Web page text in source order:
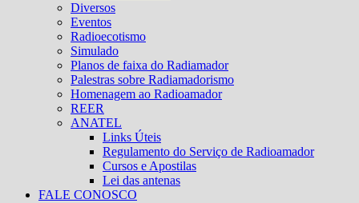
Diversos
Eventos
Radioecotismo
Simulado
Planos de faixa do Radiamador
Palestras sobre Radiamadorismo
Homenagem ao Radioamador
REER
ANATEL
Links Úteis
Regulamento do Serviço de Radioamador
Cursos e Apostilas
Lei das antenas
FALE CONOSCO